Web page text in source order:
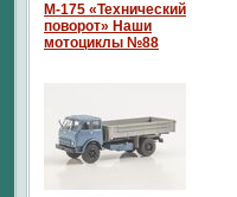
М-175 «Технический
поворот» Наши
мотоциклы №88